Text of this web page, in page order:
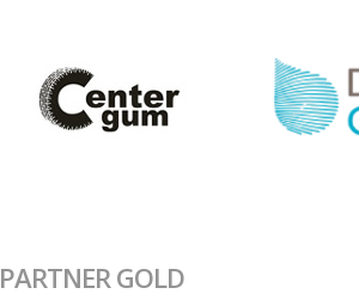
PARTNER GOLD